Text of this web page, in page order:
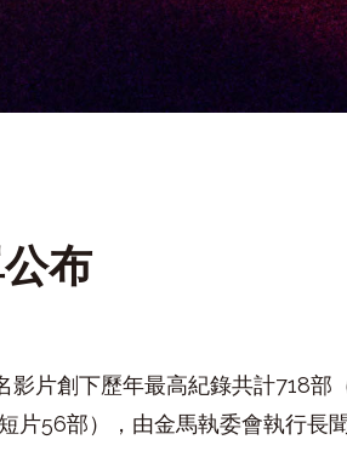
布
影片創下歷年最高紀錄共計718部
片56部），由金馬執委會執行長